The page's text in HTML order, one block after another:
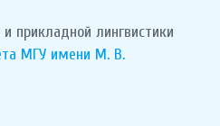
прикладной лингвистики
МГУ имени М. В.